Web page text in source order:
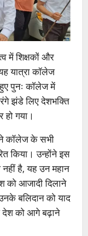
में शिक्षकों और
यह यात्रा कॉलेज
पुनः कॉलेज में
झंडे लिए देशभक्ति
गया।
ने कॉलेज के सभी
किया। उन्होंने इस
है, यह उन महान
को आजादी दिलाने
बलिदान को याद
देश को आगे बढ़ाने